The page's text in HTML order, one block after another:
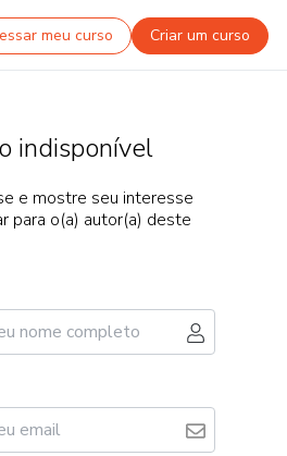
meu curso Criar um curso
indisponível
e mostre seu interesse
para o(a) autor(a) deste